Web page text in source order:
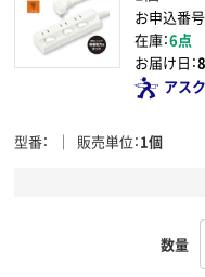
お申込番
在庫：6点
お届け日：
アス
型番 販売単位 1個
数量